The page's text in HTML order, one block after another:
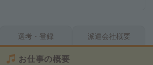
選考・登録 派遣会社概要
お仕事の概要